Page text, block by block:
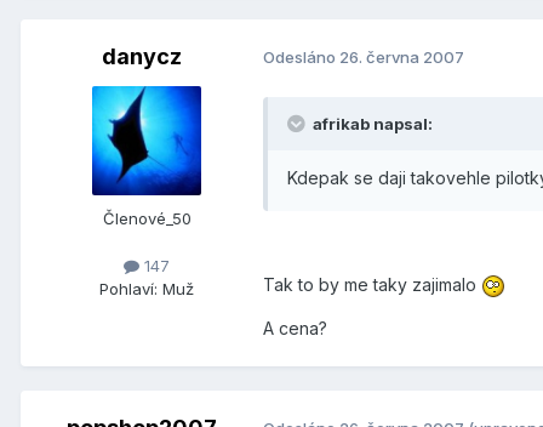
danycz
Členové_50
147
Pohlaví: Muž
Odesláno 26. června 2007
afrikab napsal:
Kdepak se daji takovehle
Tak to by me taky zajimalo
A cena?